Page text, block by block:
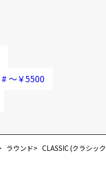
# ～￥5500
ラウンド CLASSIC (クラシッ